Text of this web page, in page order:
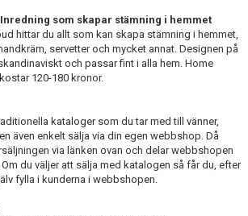
som skapar stämning i hemmet
hittar du allt som kan skapa stämning i hemmet,
servetter och mycket annat. Designen på
och passar fint i alla hem. Home
120-180 kronor.
kataloger som du tar med till vänner,
även enkelt sälja via din egen webbshop. Då
via länken ovan och delar webbshopen
du väljer att sälja med katalogen så får du, efter
fylla i kunderna i webbshopen.